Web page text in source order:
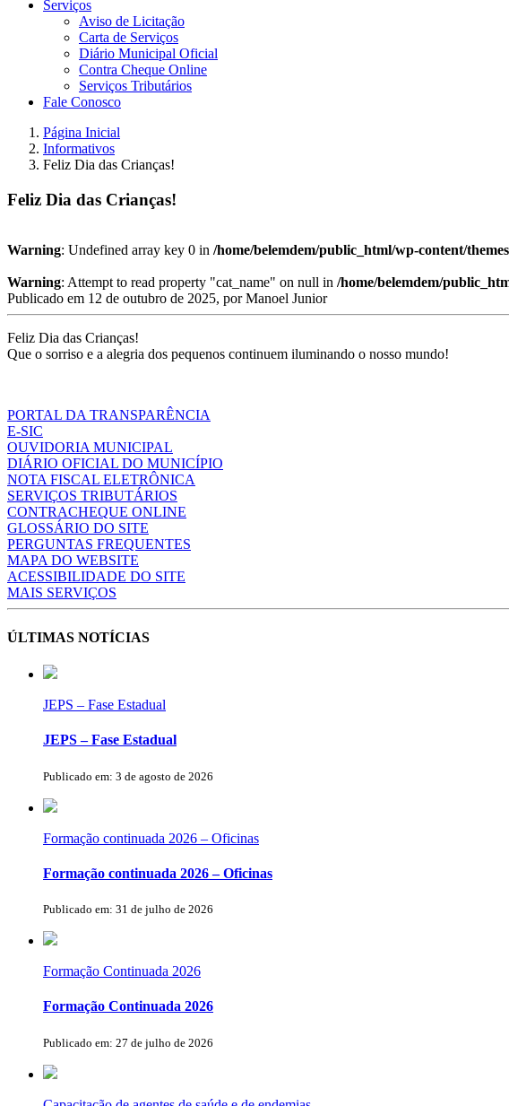
Serviços
Aviso de Licitação
Carta de Serviços
Diário Municipal Oficial
Contra Cheque Online
Serviços Tributários
Fale Conosco
Página Inicial
Informativos
Feliz Dia das Crianças!
Feliz Dia das Crianças!
Warning: Undefined array key 0 in /home/belemdem/public_html/wp-content/
Warning: Attempt to read property "cat_name" on null in /home/belemdem/
Publicado em 12 de outubro de 2025, porManoel Junior
Feliz Dia das Crianças!
Que o sorriso e a alegria dos pequenos continuem iluminando o nosso mundo!
PORTAL DA TRANSPARÊNCIA
E-SIC
OUVIDORIA MUNICIPAL
DIÁRIO OFICIAL DO MUNICÍPIO
NOTA FISCAL ELETRÔNICA
SERVIÇOS TRIBUTÁRIOS
CONTRACHEQUE ONLINE
GLOSSÁRIO DO SITE
PERGUNTAS FREQUENTES
MAPA DO WEBSITE
ACESSIBILIDADE DO SITE
MAIS SERVIÇOS
ÚLTIMAS NOTÍCIAS
JEPS – Fase Estadual
JEPS – Fase Estadual
Publicado em: 3 de agosto de 2026
Formação continuada 2026 – Oficinas
Formação continuada 2026 – Oficinas
Publicado em: 31 de julho de 2026
Formação Continuada 2026
Formação Continuada 2026
Publicado em: 27 de julho de 2026